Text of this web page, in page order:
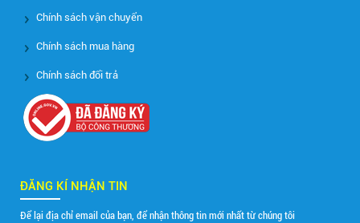
Chính sách vận chuyển
Chính sách mua hàng
Chính sách đổi trả
ĐĂNG KÍ NHẬN TIN
Để lại địa chỉ email của bạn, để nhận thông tin mới nhất từ chúng tôi